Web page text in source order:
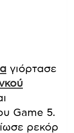
γιόρτασε
Game 5.
ρεκόρ